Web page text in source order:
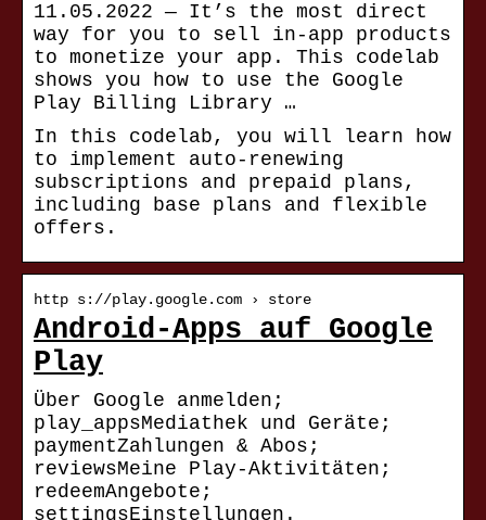
11.05.2022 — It’s the most direct
way for you to sell in-app products
to monetize your app. This codelab
shows you how to use the Google
Play Billing Library …
In this codelab, you will learn how
to implement auto-renewing
subscriptions and prepaid plans,
including base plans and flexible
offers.
http s://play.google.com › store
Android-Apps auf Google
Play
Über Google anmelden;
play_appsMediathek und Geräte;
paymentZahlungen & Abos;
reviewsMeine Play-Aktivitäten;
redeemAngebote;
settingsEinstellungen.